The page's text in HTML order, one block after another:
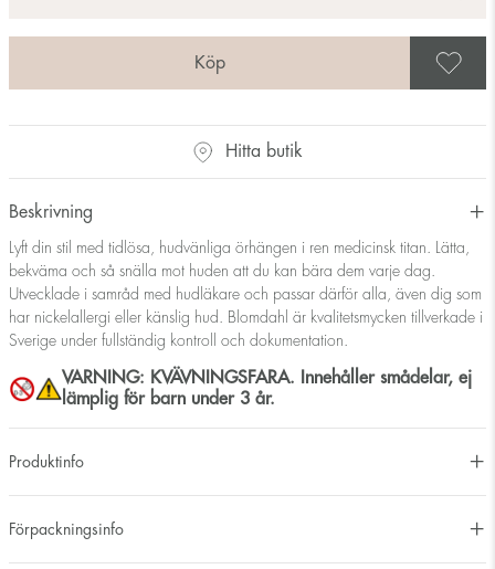
Hitta butik
Beskrivning
Lyft din stil med tidlösa, hudvänliga örhängen i ren medicinsk titan. Lätta,
bekväma och så snälla mot huden att du kan bära dem varje dag.
Utvecklade i samråd med hudläkare och passar därför alla, även dig som
har nickelallergi eller känslig hud. Blomdahl är kvalitetsmycken tillverkade i
Sverige under fullständig kontroll och dokumentation.
VARNING: KVÄVNINGSFARA. Innehåller smådelar, ej
lämplig för barn under 3 år.
Produktinfo
Förpackningsinfo